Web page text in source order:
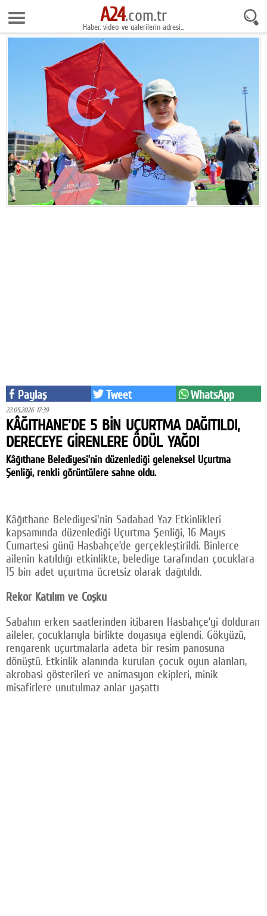
8 Ağustos 2026 10:19:43
Anasayfa
Foto Galeri
Gazeteler
Video Galeri
Gündem
Ekonomi
Yaşam
Magazin
Kültür-sanat
Sağlık
Yazarlar
A24 SOSYAL MEDYA
Facebook
Twitter
Google Plus
© 2026 TÜM HAKLARI SAKLIDIR
A24.com.tr
Haber, video ve galerilerin adresi...
Paylaş Tweet WhatsApp
22.05.2026 17:39
KÂĞITHANE'DE 5 BİN UÇURTMA DAĞITILDI,
DERECEYE GİRENLERE ÖDÜL YAĞDI
Kâğıthane Belediyesi’nin düzenlediği geleneksel Uçurtma
Şenliği, renkli görüntülere sahne oldu.
Kâğıthane Belediyesi'nin Sadabad Yaz Etkinlikleri
kapsamında düzenlediği Uçurtma Şenliği, 16 Mayıs
Cumartesi günü Hasbahçe’de gerçekleştirildi. Binlerce
ailenin katıldığı etkinlikte, belediye tarafından çocuklara
15 bin adet uçurtma ücretsiz olarak dağıtıldı.
Rekor Katılım ve Coşku
Sabahın erken saatlerinden itibaren Hasbahçe’yi dolduran
aileler, çocuklarıyla birlikte doyasıya eğlendi. Gökyüzü,
rengarenk uçurtmalarla adeta bir resim panosuna
dönüştü. Etkinlik alanında kurulan çocuk oyun alanları,
akrobasi gösterileri ve animasyon ekipleri, minik
misafirlere unutulmaz anlar yaşattı